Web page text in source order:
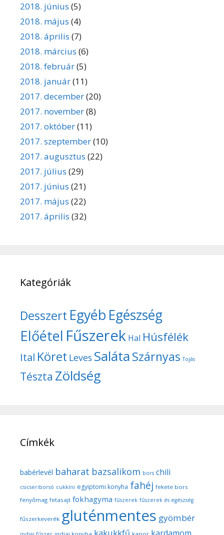
2018. június (5)
2018. május (4)
2018. április (7)
2018. március (6)
2018. február(5)
2018. január(11)
2017. december(20)
2017. november(8)
2017. október(11)
2017. szeptember(10)
2017. augusztus (22)
2017. július (29)
2017. június (21)
2017. május (22)
2017. április (32)
Kategóriák
Desszert Egyéb Egészség
Előétel Fűszerek Hal Húsfélék
Ital Köret Leves SalátaSzárnyas Tojás
Tészta Zöldség
Címkék
babérlevél baharat bazsalikom bors chili
csicseriborsó cukkíni egyiptomi konyha fahéj fekete bors
fenyőmag fetasajt fokhagyma fűszerek fűszerek és egészség
fűszerkeverék gluténmentes gyömbér